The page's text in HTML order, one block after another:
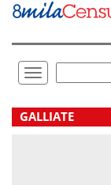
Vai
direttamente
Toggle
navigation
.
GALLIATE